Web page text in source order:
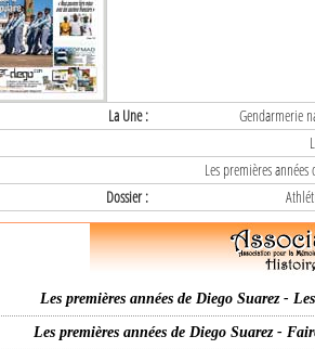
La Une :
Gendarmerie
Les premières
Dossier :
Les premières années de Diego Suarez -
Les premières années de Diego Suarez -